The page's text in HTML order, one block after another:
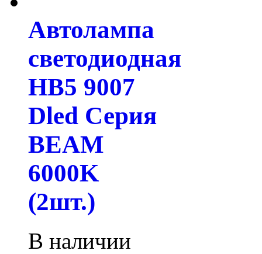
Автолампа
светодиодная
HB5 9007
Dled Серия
BEAM
6000K
(2шт.)
В наличии